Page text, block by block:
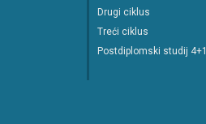
Drugi ciklus
Treći ciklus
Postdiplomski studij 4+1